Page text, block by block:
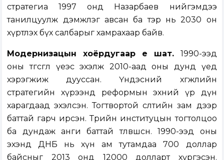
стратегиа 1997 онд Назарбаев нийгэмдээ
танилцуулж дэмжлэг авсан ба тэр нь 2030 он
хүртлэх бүх салбарыг хамрахаар байв.
Модернизацын хоёрдугаар үе шат. 1990-ээд
оны төгсгөл үеэс эхэлж 2010-аад оны дунд үед
хэрэгжиж дууссан. Үндэсний хөгжлийн
стратегийн хүрээнд реформын эхний үр дүн
харагдаад эхэлсэн. Тогтвортой өсөлтийн зам дээр
баттай гарч ирсэн. Төрийн институцын тогтолцоо
ба дундаж анги баттай төлөвшсөн. 1990-ээд оны
эхэнд ДНБ нь хүн ам тутамдаа 700 доллар
байсныг 2013 онд 12000 долларт хүргэсэн.